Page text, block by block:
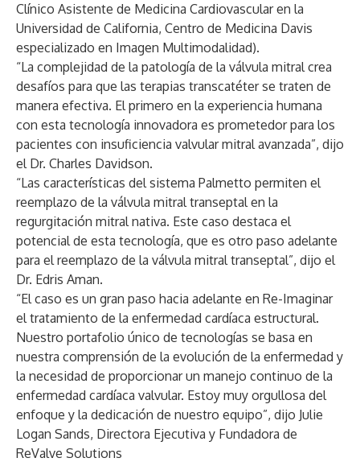
Clínico Asistente de Medicina Cardiovascular en la
Universidad de California, Centro de Medicina Davis
especializado en Imagen Multimodalidad).
“La complejidad de la patología de la válvula mitral crea
desafíos para que las terapias transcatéter se traten de
manera efectiva. El primero en la experiencia humana
con esta tecnología innovadora es prometedor para los
pacientes con insuficiencia valvular mitral avanzada”, dijo
el Dr. Charles Davidson.
“Las características del sistema Palmetto permiten el
reemplazo de la válvula mitral transeptal en la
regurgitación mitral nativa. Este caso destaca el
potencial de esta tecnología, que es otro paso adelante
para el reemplazo de la válvula mitral transeptal”, dijo el
Dr. Edris Aman.
“El caso es un gran paso hacia adelante en Re-Imaginar
el tratamiento de la enfermedad cardíaca estructural.
Nuestro portafolio único de tecnologías se basa en
nuestra comprensión de la evolución de la enfermedad y
la necesidad de proporcionar un manejo continuo de la
enfermedad cardíaca valvular. Estoy muy orgullosa del
enfoque y la dedicación de nuestro equipo”, dijo Julie
Logan Sands, Directora Ejecutiva y Fundadora de
ReValve Solutions